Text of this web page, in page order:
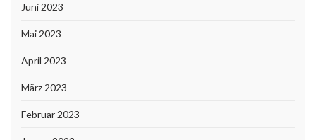
Juni 2023
Mai 2023
April 2023
März 2023
Februar 2023